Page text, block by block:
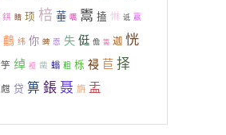
錤 睛 顼 棓 菙 嚆 鬻 搕 惏 诋 赢
鵏 纬 你 蜱 恧 失 侹 儋 篅 迦 恍
竽 绰 襢 凿 螉 粗 栎 祲 苣 择
甝 贷 箅 鋹 聂 旃 盂